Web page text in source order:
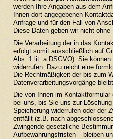
werden Ihre Angaben aus dem
Ihnen dort angegebenen
Anfrage und für den Fall von
Diese Daten geben wir nicht ohne
Die Verarbeitung der in das
erfolgt somit ausschließlich auf
Abs. 1 lit. a DSGVO). Sie können
widerrufen. Dazu reicht eine
Die Rechtmäßigkeit der bis zum
Datenverarbeitungsvorgänge
Die von Ihnen im Kontaktformular
bei uns, bis Sie uns zur
Speicherung widerrufen oder der
entfällt (z.B. nach
Zwingende gesetzliche
Aufbewahrungsfristen – bleiben